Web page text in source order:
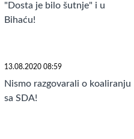
"Dosta je bilo šutnje" i u
Bihaću!
13.08.2020 08:59
Nismo razgovarali o koaliranju
sa SDA!